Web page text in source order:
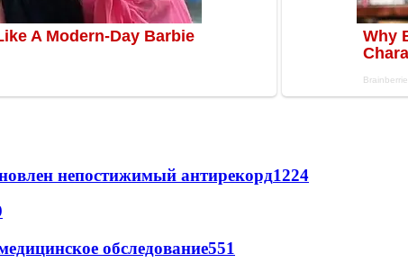
непостижимый антирекорд1224
обследование551